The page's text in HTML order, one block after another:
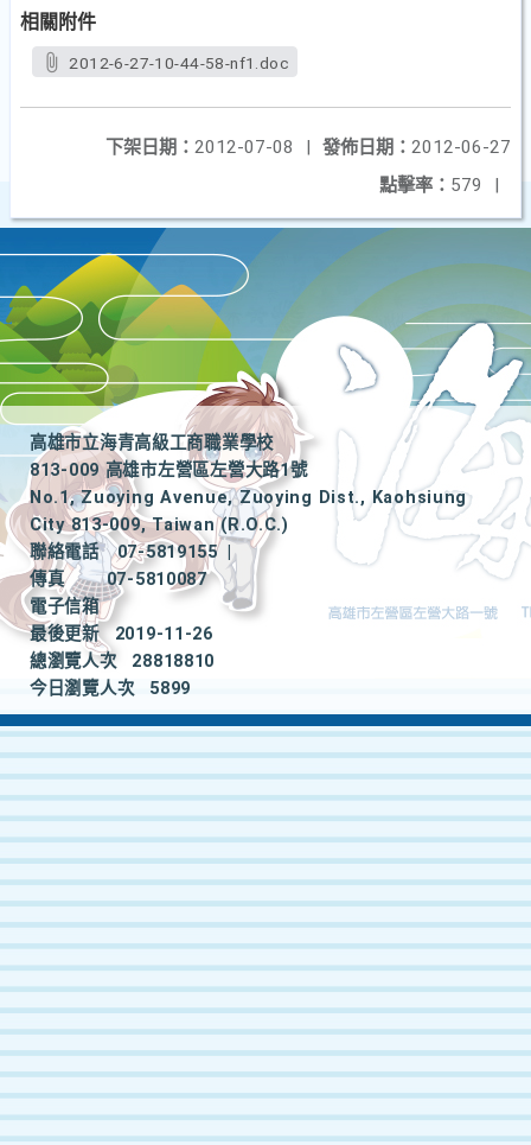
相關附件
2012-6-27-10-44-58-nf1.doc
發佈日期： 2012-06-27
下架日期： 2012-07-08
|
點擊率： 579 |
高雄市立海青高級工商職業學校
813-009 高雄市左營區左營大路1號
No.1, Zuoying Avenue, Zuoying Dist., Kaohsiung
City 813-009, Taiwan (R.O.C.)
聯絡電話
07-5819155
|
傳真
07-5810087
電子信箱
最後更新
2019-11-26
總瀏覽人次
28818810
今日瀏覽人次
5899